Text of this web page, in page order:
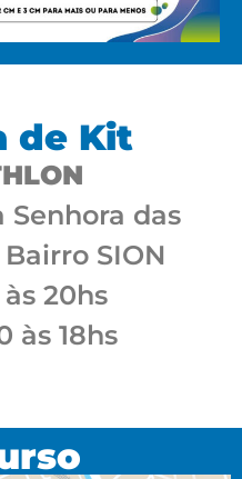
de Kit
Senhora das
Bairro SION
às 20hs
às 18hs